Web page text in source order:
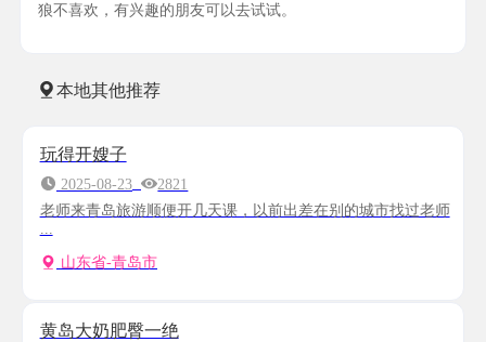
狼不喜欢，有兴趣的朋友可以去试试。
本地其他推荐
玩得开嫂子
2025-08-23
2821
老师来青岛旅游顺便开几天课，以前出差在别的城市找过老师
...
山东省-青岛市
黄岛大奶肥臀一绝